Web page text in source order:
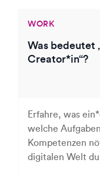
WORK
Was bedeutet
Creator*in“?
Erfahre, was
welche
Kompetenzen
digitalen Welt